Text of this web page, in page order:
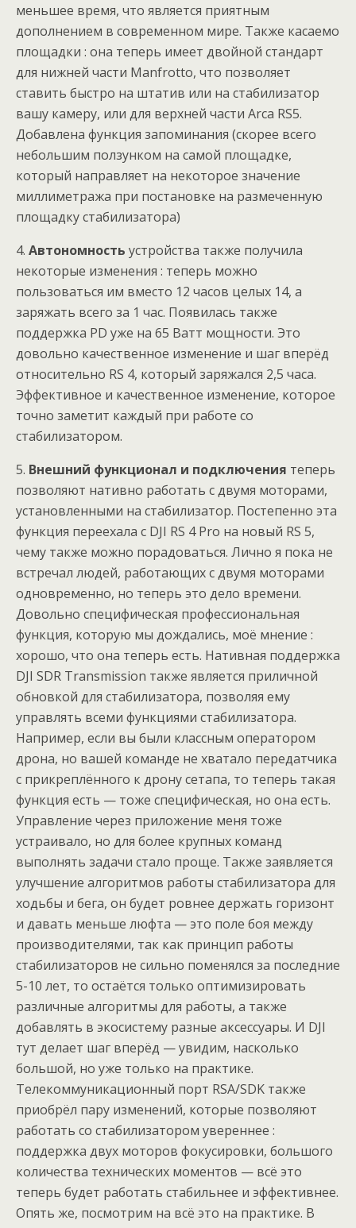
меньшее время, что является приятным
дополнением в современном мире. Также касаемо
площадки : она теперь имеет двойной стандарт
для нижней части Manfrotto, что позволяет
ставить быстро на штатив или на стабилизатор
вашу камеру, или для верхней части Arca RS5.
Добавлена функция запоминания (скорее всего
небольшим ползунком на самой площадке,
который направляет на некоторое значение
миллиметража при постановке на размеченную
площадку стабилизатора)
4. Автономность устройства также получила
некоторые изменения : теперь можно
пользоваться им вместо 12 часов целых 14, а
заряжать всего за 1 час. Появилась также
поддержка PD уже на 65 Ватт мощности. Это
довольно качественное изменение и шаг вперёд
относительно RS 4, который заряжался 2,5 часа.
Эффективное и качественное изменение, которое
точно заметит каждый при работе со
стабилизатором.
5. Внешний функционал и подключения теперь
позволяют нативно работать с двумя моторами,
установленными на стабилизатор. Постепенно эта
функция переехала с DJI RS 4 Pro на новый RS 5,
чему также можно порадоваться. Лично я пока не
встречал людей, работающих с двумя моторами
одновременно, но теперь это дело времени.
Довольно специфическая профессиональная
функция, которую мы дождались, моё мнение :
хорошо, что она теперь есть. Нативная поддержка
DJI SDR Transmission также является приличной
обновкой для стабилизатора, позволяя ему
управлять всеми функциями стабилизатора.
Например, если вы были классным оператором
дрона, но вашей команде не хватало передатчика
с прикреплённого к дрону сетапа, то теперь такая
функция есть — тоже специфическая, но она есть.
Управление через приложение меня тоже
устраивало, но для более крупных команд
выполнять задачи стало проще. Также заявляется
улучшение алгоритмов работы стабилизатора для
ходьбы и бега, он будет ровнее держать горизонт
и давать меньше люфта — это поле боя между
производителями, так как принцип работы
стабилизаторов не сильно поменялся за последние
5-10 лет, то остаётся только оптимизировать
различные алгоритмы для работы, а также
добавлять в экосистему разные аксессуары. И DJI
тут делает шаг вперёд — увидим, насколько
большой, но уже только на практике.
Телекоммуникационный порт RSA/SDK также
приобрёл пару изменений, которые позволяют
работать со стабилизатором увереннее :
поддержка двух моторов фокусировки, большого
количества технических моментов — всё это
теперь будет работать стабильнее и эффективнее.
Опять же, посмотрим на всё это на практике. В